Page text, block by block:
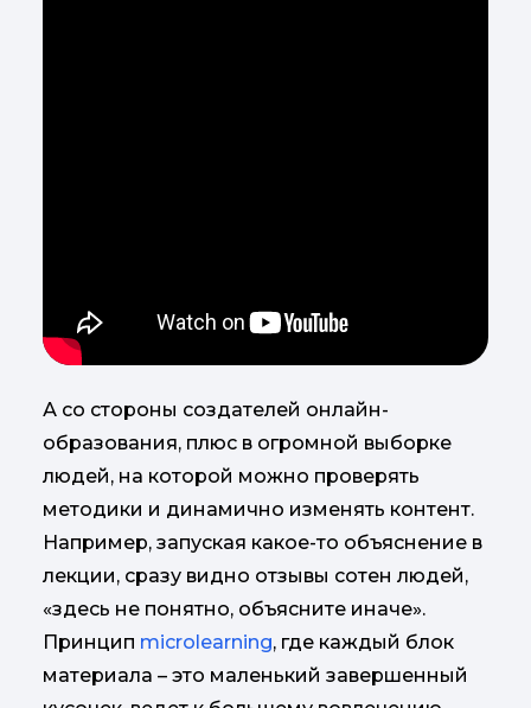
А со стороны создателей онлайн-
образования, плюс в огромной выборке
людей, на которой можно проверять
методики и динамично изменять контент.
Например, запуская какое-то объяснение в
лекции, сразу видно отзывы сотен людей,
«здесь не понятно, объясните иначе».
Принцип microlearning, где каждый блок
материала – это маленький завершенный